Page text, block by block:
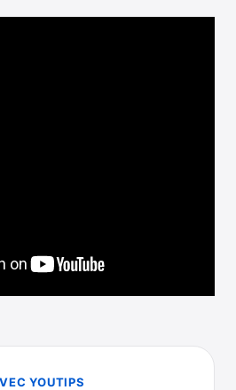
YOUTIPS